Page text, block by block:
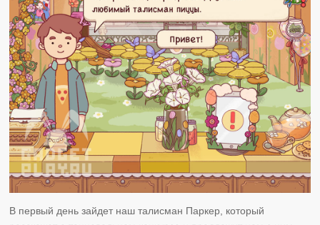
В первый день зайдет наш талисман Паркер, который